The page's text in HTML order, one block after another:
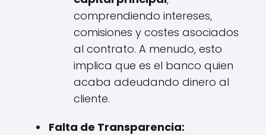
comprendiendo intereses,
comisiones y costes asociados
al contrato. A menudo, esto
implica que es el banco quien
acaba adeudando dinero al
cliente.
Falta de Transparencia: